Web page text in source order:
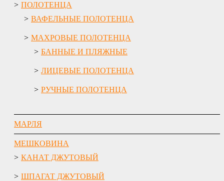
ПОЛОТЕНЦА
ВАФЕЛЬНЫЕ ПОЛОТЕНЦА
МАХРОВЫЕ ПОЛОТЕНЦА
БАННЫЕ И ПЛЯЖНЫЕ
ЛИЦЕВЫЕ ПОЛОТЕНЦА
РУЧНЫЕ ПОЛОТЕНЦА
МАРЛЯ
МЕШКОВИНА
КАНАТ ДЖУТОВЫЙ
ШПАГАТ ДЖУТОВЫЙ